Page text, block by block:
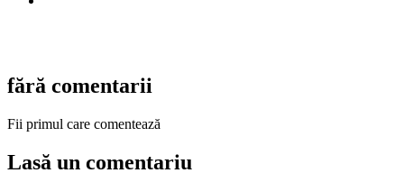
fără comentarii
Fii primul care comentează
Lasă un comentariu